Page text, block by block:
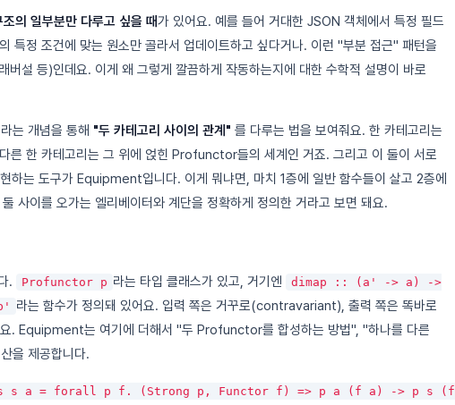
조의 일부분만 다루고 싶을 때가 있어요. 예를 들어 거대한 JSON 객체에서 특정 필드
특정 조건에 맞는 원소만 골라서 업데이트하고 싶다거나. 이런 "부분 접근" 패턴을
설 등)인데요. 이게 왜 그렇게 깔끔하게 작동하는지에 대한 수학적 설명이 바로
는 개념을 통해 "두 카테고리 사이의 관계" 를 다루는 법을 보여줘요. 한 카테고리는
른 한 카테고리는 그 위에 얹힌 Profunctor들의 세계인 거죠. 그리고 이 둘이 서로
하는 도구가 Equipment입니다. 이게 뭐냐면, 마치 1층에 일반 함수들이 살고 2층에
사이를 오가는 엘리베이터와 계단을 정확하게 정의한 거라고 보면 돼요.
. Profunctor p 라는 타입 클래스가 있고, 거기엔
dimap :: (a' -> a) ->
라는 함수가 정의돼 있어요. 입력 쪽은 거꾸로(contravariant), 출력 쪽은 똑바로
. Equipment는 여기에 더해서 "두 Profunctor를 합성하는 방법", "하나를 다른
을 제공합니다.
s a = forall p f. (Strong p, Functor f) => p a (f a) -> p s (f